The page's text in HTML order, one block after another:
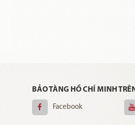
BẢO TÀNG HỒ CHÍ MINH
Facebook